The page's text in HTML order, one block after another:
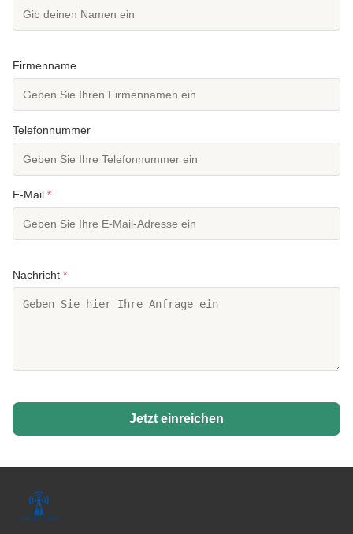
Firmenname
Telefonnummer
E-Mail *
Nachricht *
Jetzt einreichen